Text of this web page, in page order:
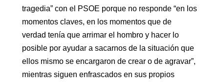
tragedia” con el PSOE porque no responde “en los
momentos claves, en los momentos que de
verdad tenía que arrimar el hombro y hacer lo
posible por ayudar a sacarnos de la situación que
ellos mismo se encargaron de crear o de agravar”,
mientras siguen enfrascados en sus propios